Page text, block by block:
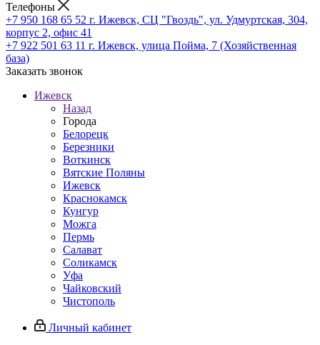
Телефоны
+7 950 168 65 52 г. Ижевск, СЦ "Гвоздь", ул. Удмуртская, 304,
корпус 2, офис 41
+7 922 501 63 11 г. Ижевск, улица Пойма, 7 (Хозяйственная
база)
Заказать звонок
Ижевск
Назад
Города
Белорецк
Березники
Воткинск
Вятские Поляны
Ижевск
Краснокамск
Кунгур
Можга
Пермь
Салават
Соликамск
Уфа
Чайковский
Чистополь
Личный кабинет